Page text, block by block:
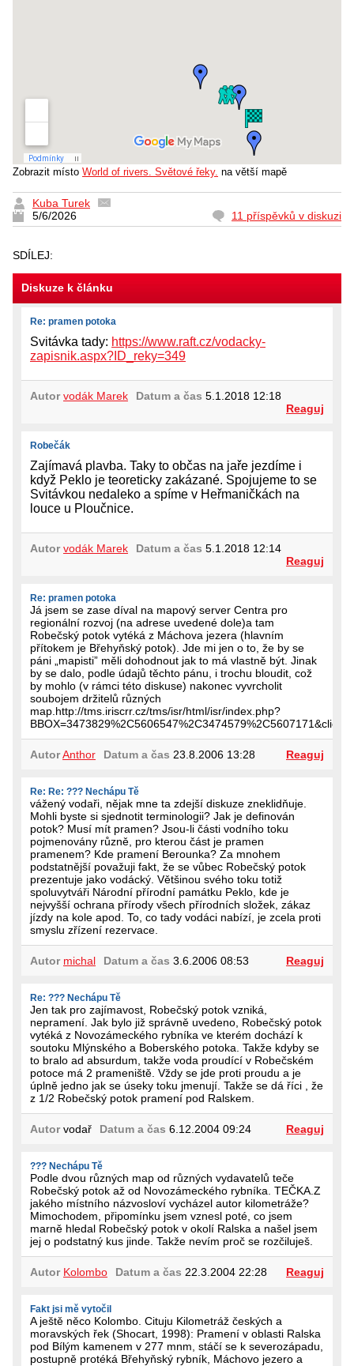
Zobrazit místo World of rivers. Světové řeky. na větší mapě
Kuba Turek
5/6/2026
11 příspěvků v diskuzi
SDÍLEJ:
Diskuze k článku
Re: pramen potoka
Svitávka tady: https://www.raft.cz/vodacky-
zapisnik.aspx?ID_reky=349
Autor vodák Marek Datum a čas 5.1.2018 12:18
Reaguj
Robečák
Zajímavá plavba. Taky to občas na jaře jezdíme i
když Peklo je teoreticky zakázané. Spojujeme to se
Svitávkou nedaleko a spíme v Heřmaničkách na
louce u Ploučnice.
Autor vodák Marek Datum a čas 5.1.2018 12:14
Reaguj
Re: pramen potoka
Já jsem se zase díval na mapový server Centra pro
regionální rozvoj (na adrese uvedené dole)a tam
Robečský potok vytéká z Máchova jezera (hlavním
přítokem je Břehyňský potok). Jde mi jen o to, že by se
páni „mapisti” měli dohodnout jak to má vlastně být. Jinak
by se dalo, podle údajů těchto pánu, i trochu bloudit, což
by mohlo (v rámci této diskuse) nakonec vyvrcholit
soubojem držitelů různých
map.http://tms.iriscrr.cz/tms/isr/html/isr/index.php?
AutorAnthor Datum a čas 23.8.2006 13:28 Reaguj
Re: Re: ??? Nechápu Tě
vážený vodaři, nějak mne ta zdejší diskuze zneklidňuje.
Mohli byste si sjednotit terminologii? Jak je definován
potok? Musí mít pramen? Jsou-li části vodního toku
pojmenovány různě, pro kterou část je pramen
pramenem? Kde pramení Berounka? Za mnohem
podstatnější považuji fakt, že se vůbec Robečský potok
prezentuje jako vodácký. Většinou svého toku totiž
spoluvytváři Národní přírodní památku Peklo, kde je
nejvyšší ochrana přírody všech přírodních složek, zákaz
jízdy na kole apod. To, co tady vodáci nabízí, je zcela proti
smyslu zřízení rezervace.
Autor michal Datum a čas 3.6.2006 08:53 Reaguj
Re: ??? Nechápu Tě
Jen tak pro zajímavost, Robečský potok vzniká,
nepramení. Jak bylo již správně uvedeno, Robečský potok
vytéká z Novozámeckého rybníka ve kterém dochází k
soutoku Mlýnského a Boberského potoka. Takže kdyby se
to bralo ad absurdum, takže voda proudící v Robečském
potoce má 2 prameniště. Vždy se jde proti proudu a je
úplně jedno jak se úseky toku jmenují. Takže se dá říci , že
z 1/2 Robečský potok pramení pod Ralskem.
Autorvodař Datum a čas 6.12.2004 09:24 Reaguj
??? Nechápu Tě
Podle dvou různých map od různých vydavatelů teče
Robečský potok až od Novozámeckého rybníka. TEČKA.Z
jakého místního názvosloví vycházel autor kilometráže?
Mimochodem, připomínku jsem vznesl poté, co jsem
marně hledal Robečský potok v okolí Ralska a našel jsem
jej o podstatný kus jinde. Takže nevím proč se rozčiluješ.
Autor Kolombo Datum a čas 22.3.2004 22:28 Reaguj
Fakt jsi mě vytočil
A ještě něco Kolombo. Cituju Kilometráž českých a
moravských řek (Shocart, 1998): Pramení v oblasti Ralska
pod Bílým kamenem v 277 mnm, stáčí se k severozápadu,
postupně protéká Břehyňský rybník, Máchovo jezero a